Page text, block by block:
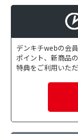
デンキチwebの会
ポイント、新商品
特典をご利用いた